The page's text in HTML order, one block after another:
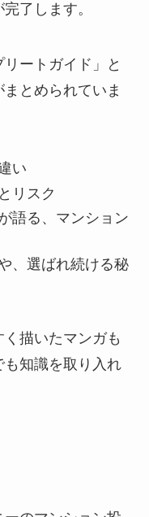
了します。
ートガイド」と
とめられていま
い
リスク
語る、マンション
、選ばれ続ける秘
描いたマンガも
も知識を取り入れ